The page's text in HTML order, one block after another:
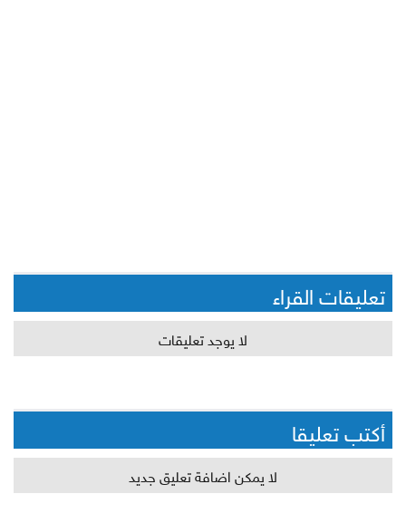
تعليقات القراء
لا يوجد تعليقات
أكتب تعليقا
لا يمكن اضافة تعليق جديد